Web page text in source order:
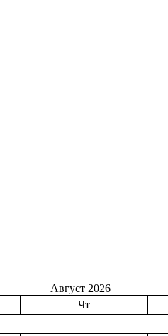
Август 2026
Чт